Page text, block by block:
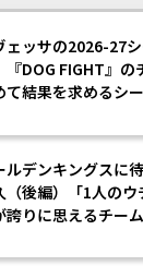
ェッサの2026-27
『DOG FIGHT』の
て結果を求めるシ
ルデンキングスに
（後編）「1人の
りに思えるチーム